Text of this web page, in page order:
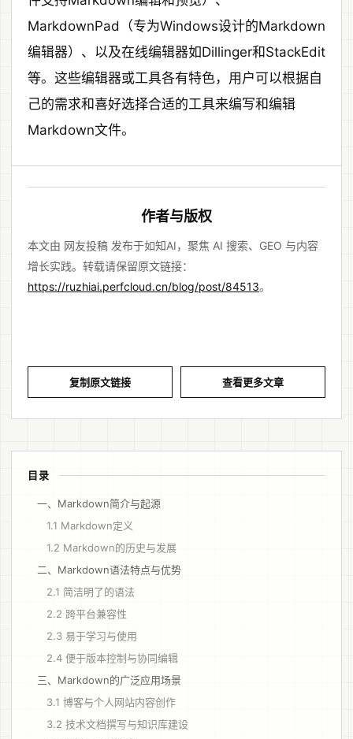
MarkdownPad（专为Windows设计的Markdown
编辑器）、以及在线编辑器如Dillinger和StackEdit
等。这些编辑器或工具各有特色，用户可以根据自
己的需求和喜好选择合适的工具来编写和编辑
Markdown文件。
作者与版权
本文由 网友投稿 发布于如知AI，聚焦 AI 搜索、GEO 与内容
增长实践。转载请保留原文链接：
https://ruzhiai.perfcloud.cn/blog/post/84513。
复制原文链接 查看更多文章
目录
一、Markdown简介与起源
1.1 Markdown定义
1.2 Markdown的历史与发展
二、Markdown语法特点与优势
2.1 简洁明了的语法
2.2 跨平台兼容性
2.3 易于学习与使用
2.4 便于版本控制与协同编辑
三、Markdown的广泛应用场景
3.1 博客与个人网站内容创作
3.2 技术文档撰写与知识库建设